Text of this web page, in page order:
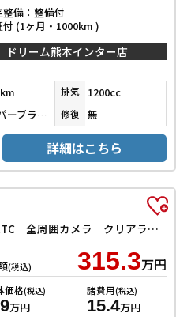
整備：整備付
付 (1ヶ月・1000km )
ドリーム熊本インター店
排気 1200cc
スーパーブラックパール 修復 無
詳細はこちら
25S エクスクルーシブモード ETC 全周囲カメラ クリアランスソナー オートクルーズコントロール レーンアシスト パワーシート 衝突被害軽減システム サンルーフ TV オートマチックハイビーム オートライト 電動リアゲート
(税込) 315.3万円
価格(税込)
万円
諸費用(税込)
15.4万円